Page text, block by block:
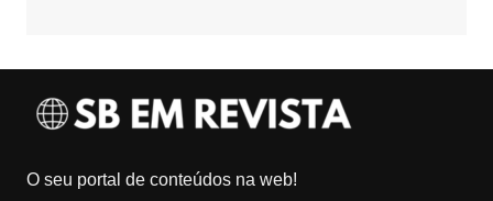
O seu portal de conteúdos na web!